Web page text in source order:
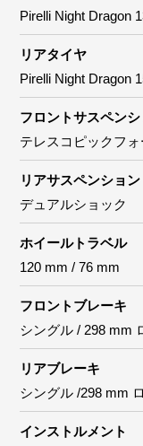
Pirelli Night Dragon
リアタイヤ
Pirelli Night Dragon
フロントサスペン
テレスコピックフォ
リアサスペンション
デュアルショック
ホイールトラベル
120 mm / 76 mm
フロントブレーキ
シングル / 298 mm
リアブレーキ
シングル /298 mm
インストルメント